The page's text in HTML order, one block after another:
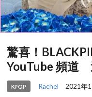
驚喜！
YouTube 頻道
KPOP Rachel 2021年